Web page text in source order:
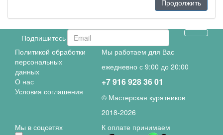
Продолжить
Подпишитесь и получите скидку
Политикой обработки
персональных
данных
О нас
Условия соглашения
Мы работаем для Вас
ежедневно с 9:00 до 20:00
+7 916 928 36 01
© Мастерская курятников
2018-2026
Мы в соцсетях
К оплате принимаем